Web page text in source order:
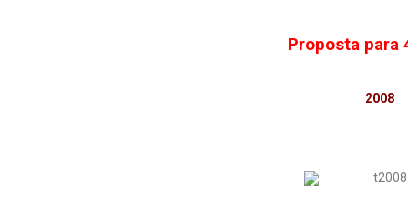
Proposta para
2008